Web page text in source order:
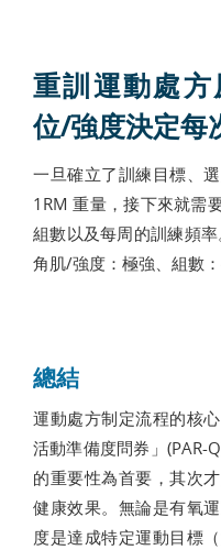
重訓運動處
位/強度決定每
一旦確立了訓練目標、
1RM 重量，接下來就需
組數以及每周的訓練頻
角肌/強度：極強、組數
總結
運動處方制定流程的核
活動準備度問券」(PAR-
的重要性為首要，其次
健康效果。無論是有氧
度是達成特定運動目標